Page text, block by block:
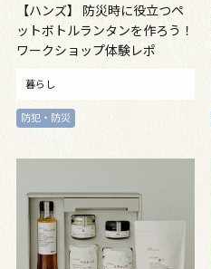
【ハンズ】 防災時に役立つペ
ットボトルランタンを作ろう！
ワークショップ体験レポ
暮らし
防犯・防災